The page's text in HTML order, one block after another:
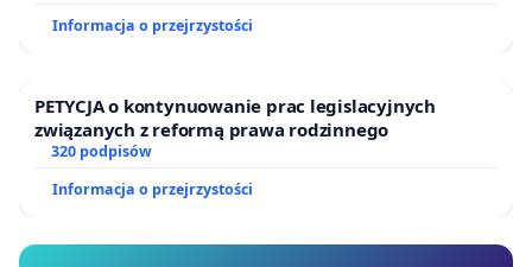
Informacja o przejrzystości
PETYCJA o kontynuowanie prac legislacyjnych
związanych z reformą prawa rodzinnego
320 podpisów
Informacja o przejrzystości